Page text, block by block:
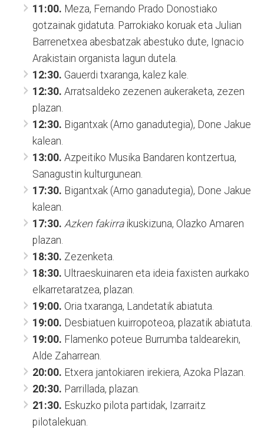
11:00. Meza, Fernando Prado Donostiako
gotzainak gidatuta. Parrokiako koruak eta Julian
Barrenetxea abesbatzak abestuko dute, Ignacio
Arakistain organista lagun dutela.
12:30. Gauerdi txaranga, kalez kale.
12:30. Arratsaldeko zezenen aukeraketa, zezen
plazan.
12:30. Bigantxak (Arno ganadutegia), Done Jakue
kalean.
13:00. Azpeitiko Musika Bandaren kontzertua,
Sanagustin kulturgunean.
17:30. Bigantxak (Arno ganadutegia), Done Jakue
kalean.
17:30. Azken fakirraikuskizuna, Olazko Amaren
plazan.
18:30. Zezenketa.
18:30. Ultraeskuinaren eta ideia faxisten aurkako
elkarretaratzea, plazan.
19:00. Oria txaranga, Landetatik abiatuta.
19:00. Desbiatuen kuirropoteoa, plazatik abiatuta.
19:00. Flamenko poteue Burrumba taldearekin,
Alde Zaharrean.
20:00. Etxera jantokiaren irekiera, Azoka Plazan.
20:30. Parrillada, plazan.
21:30. Eskuzko pilota partidak, Izarraitz
pilotalekuan.